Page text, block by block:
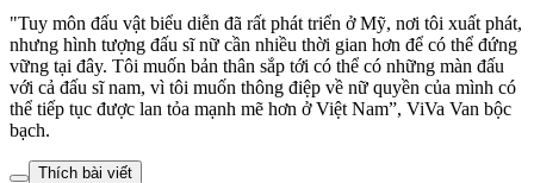
"Tuy môn đấu vật biểu diễn đã rất phát triển ở Mỹ, nơi tôi xuất phát,
nhưng hình tượng đấu sĩ nữ cần nhiều thời gian hơn để có thể đứng
vững tại đây. Tôi muốn bản thân sắp tới có thể có những màn đấu
với cả đấu sĩ nam, vì tôi muốn thông điệp về nữ quyền của mình có
thể tiếp tục được lan tỏa mạnh mẽ hơn ở Việt Nam”, ViVa Van bộc
bạch.
Thích bài viết